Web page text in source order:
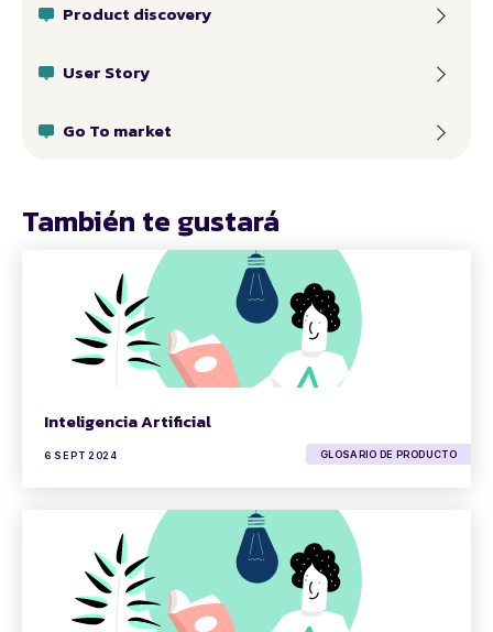
Product discovery
User Story
Go To market
También te gustará
Inteligencia Artificial
6 SEPT 2024 GLOSARIO DE PRODUCTO